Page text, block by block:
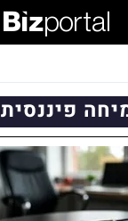
פיננסית